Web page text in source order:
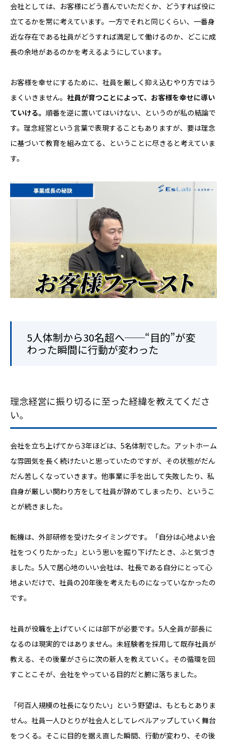
会社としては、お客様にどう喜んでいただくか、どうすれば役に
立てるかを常に考えています。一方でそれと同じくらい、一番身
近な存在である社員がどうすれば満足して働けるのか、どこに成
長の余地があるのかを考えるようにしています。
お客様を幸せにするために、社員を厳しく抑え込むやり方ではう
まくいきません。 社員が育つことによって、お客様を幸せに導い
ていける。 順番を逆に置いてはいけない、というのが私の結論で
す。理念経営という言葉で表現することもありますが、要は理念
に基づいて教育を組み立てる、ということに尽きると考えていま
す。
5人体制から30名超へ──“目的”が変
わった瞬間に行動が変わった
理念経営に振り切るに至った経緯を教えてくださ
い。
会社を立ち上げてから3年ほどは、5名体制でした。アットホーム
な雰囲気を長く続けたいと思っていたのですが、その状態がだん
だん苦しくなっていきます。他事業に手を出して失敗したり、私
自身が厳しい関わり方をして社員が辞めてしまったり、というこ
とが続きました。
転機は、外部研修を受けたタイミングです。「自分は心地よい会
社をつくりたかった」という思いを掘り下げたとき、ふと気づき
ました。5人で居心地のいい会社は、社長である自分にとって心
地よいだけで、社員の20年後を考えたものになっていなかったの
です。
社員が役職を上げていくには部下が必要です。5人全員が部長に
なるのは現実的ではありません。未経験者を採用して既存社員が
教える、その後輩がさらに次の新人を教えていく。その循環を回
すことこそが、会社をやっている目的だと腑に落ちました。
「何百人規模の社長になりたい」という野望は、もともとありま
せん。社員一人ひとりが社会人としてレベルアップしていく舞台
をつくる。そこに目的を据え直した瞬間、行動が変わり、その後